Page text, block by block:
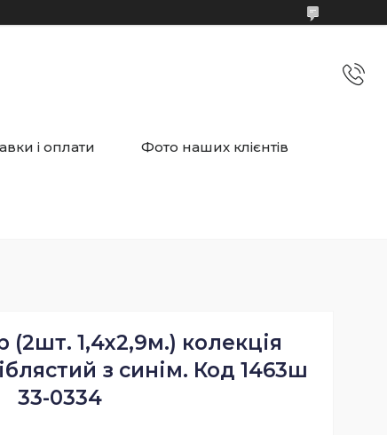
і оплати Фото наших клієнтів
1,4х2,9м.) колекція
з синім. Код 1463ш
33-0334